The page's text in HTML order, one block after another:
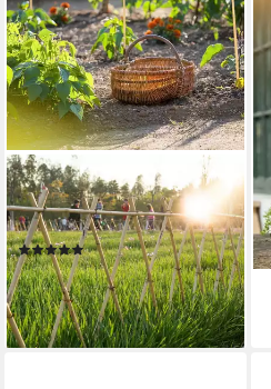
RELAXDAYS
Rankhilfe 50 x Bambusstäbe
105cm
(1)
21,99 € UVP39,99 €
-45%
lieferbar - in 2-3 Werktagen bei dir